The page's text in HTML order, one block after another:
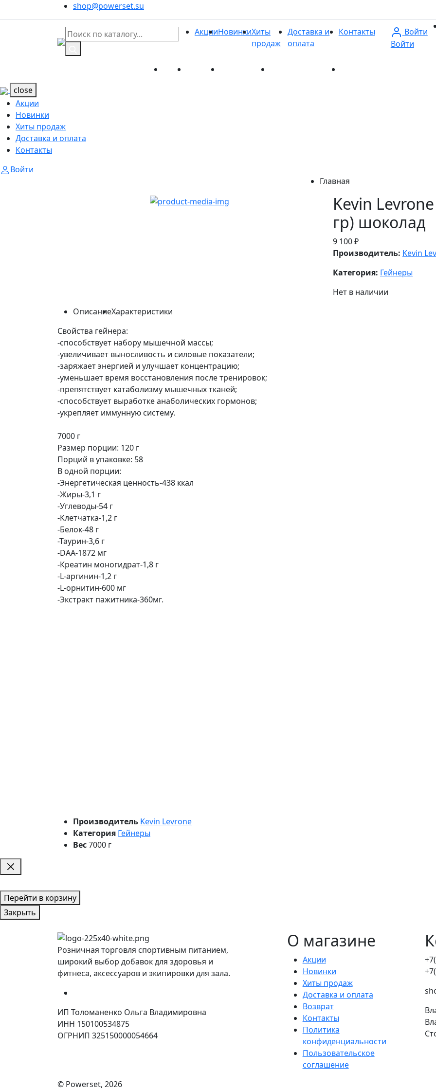
shop@powerset.su
АкцииНовинкиХиты
продаж
Доставка и
оплата
Контакты
Войти
Войти
Акции Новинки Хиты продаж Доставка и оплата
close
Акции
Новинки
Хиты продаж
Доставка и оплата
Контакты
Войти
Главная
Kevin
гр) шоколад
9 100 ₽
Производитель: Kevin
Категория: Гейнеры
Нет в наличии
ОписаниеХарактеристики
Свойства гейнера:
-способствует набору мышечной массы;
-увеличивает выносливость и силовые показатели;
-заряжает энергией и улучшает концентрацию;
-уменьшает время восстановления после тренировок;
-препятствует катаболизму мышечных тканей;
-способствует выработке анаболических гормонов;
-укрепляет иммунную систему.
7000 г
Размер порции: 120 г
Порций в упаковке: 58
В одной порции:
-Энергетическая ценность-438 ккал
-Жиры-3,1 г
-Углеводы-54 г
-Клетчатка-1,2 г
-Белок-48 г
-Таурин-3,6 г
-DAA-1872 мг
-Креатин моногидрат-1,8 г
-L-аргинин-1,2 г
-L-орнитин-600 мг
-Экстракт пажитника-360мг.
Производитель Kevin Levrone
Категория Гейнеры
Вес7000 г
Перейти в корзину
Закрыть
Розничная торговля спортивным питанием,
широкий выбор добавок для здоровья и
фитнеса, аксессуаров и экипировки для зала.
ИП Толоманенко Ольга Владимировна
ИНН 150100534875
ОГРНИП 325150000054664
О магазине
Акции
Новинки
Хиты продаж
Доставка и оплата
Возврат
Контакты
Политика
конфиденциальности
Пользовательское
соглашение
© Powerset, 2026